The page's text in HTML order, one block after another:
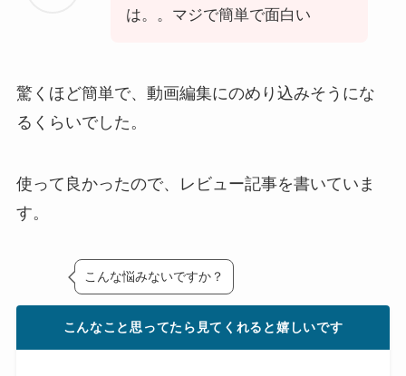
は。。マジで簡単で面白い
驚くほど簡単で、動画編集にのめり込みそうにな
るくらいでした。
使って良かったので、レビュー記事を書いていま
す。
こんな悩みないですか？
こんなこと思ってたら見てくれると嬉しいです